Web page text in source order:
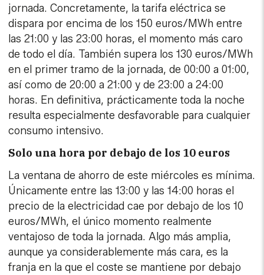
jornada. Concretamente, la tarifa eléctrica se
dispara por encima de los 150 euros/MWh entre
las 21:00 y las 23:00 horas, el momento más caro
de todo el día. También supera los 130 euros/MWh
en el primer tramo de la jornada, de 00:00 a 01:00,
así como de 20:00 a 21:00 y de 23:00 a 24:00
horas. En definitiva, prácticamente toda la noche
resulta especialmente desfavorable para cualquier
consumo intensivo.
Solo una hora por debajo de los 10 euros
La ventana de ahorro de este miércoles es mínima.
Únicamente entre las 13:00 y las 14:00 horas el
precio de la electricidad cae por debajo de los 10
euros/MWh, el único momento realmente
ventajoso de toda la jornada. Algo más amplia,
aunque ya considerablemente más cara, es la
franja en la que el coste se mantiene por debajo